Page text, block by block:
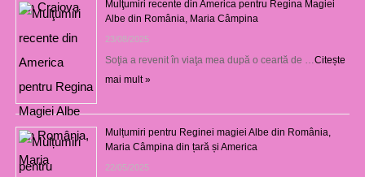
Mulţumiri recente din America pentru Regina Magiei
Albe din România, Maria Câmpina
23/08/2025
Soţia a revenit în viaţa mea după o ceartă de … Citește
mai mult »
Mulțumiri pentru Reginei magiei Albe din România,
Maria Câmpina din țară și America
22/05/2025